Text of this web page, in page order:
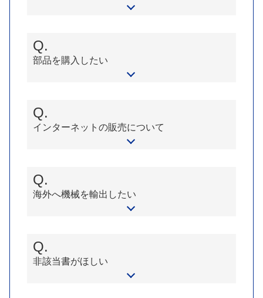
Q.
部品を購入したい
Q.
インターネットの販売について
Q.
海外へ機械を輸出したい
Q.
非該当書がほしい